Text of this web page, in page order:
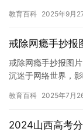
感到厌…
教育百科 2025年9月
戒除网瘾手抄报
戒除网瘾手抄报图
沉迷于网络世界，
家…
教育百科 2025年7月
2024山西高考